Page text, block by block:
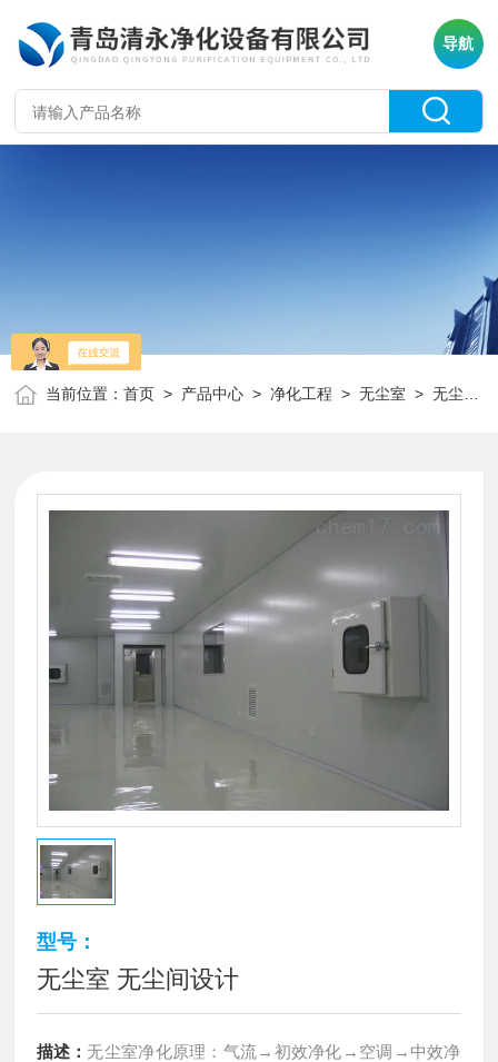
导航
当前位置：首页 > 产品中心 >净化工程 >无尘室 > 无尘室 无尘间设计
型号：
无尘室 无尘间设计
描述： 无尘室净化原理：气流→初效净化→空调→中效净